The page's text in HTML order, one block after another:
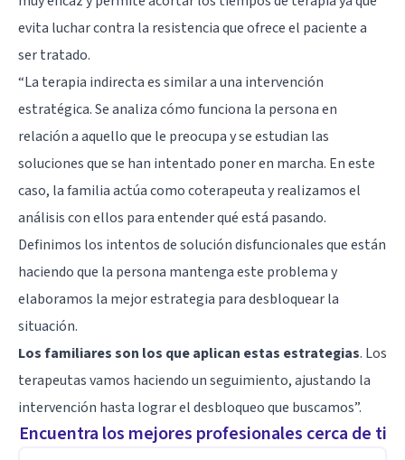
evita luchar contra la resistencia que ofrece el paciente a
ser tratado.
“La terapia indirecta es similar a una intervención
estratégica. Se analiza cómo funciona la persona en
relación a aquello que le preocupa y se estudian las
soluciones que se han intentado poner en marcha. En este
caso, la familia actúa como coterapeuta y realizamos el
análisis con ellos para entender qué está pasando.
Definimos los intentos de solución disfuncionales que están
haciendo que la persona mantenga este problema y
elaboramos la mejor estrategia para desbloquear la
situación.
Los familiares son los que aplican estas estrategias. Los
terapeutas vamos haciendo un seguimiento, ajustando la
intervención hasta lograr el desbloqueo que buscamos”.
Encuentra los mejores profesionales cerca de ti